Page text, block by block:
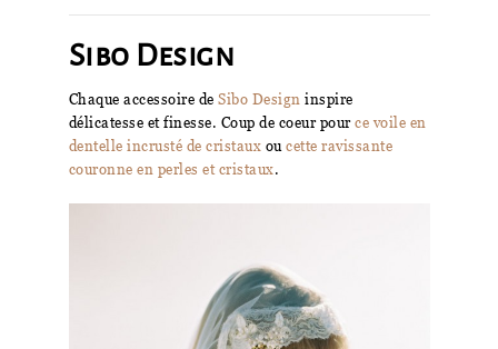
Sibo Design
Chaque accessoire de Sibo Design inspire
délicatesse et finesse. Coup de coeur pource voile en
dentelle incrusté de cristaux ou cette ravissante
couronne en perles et cristaux.